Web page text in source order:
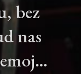
bez
nas